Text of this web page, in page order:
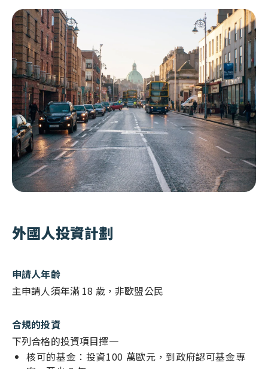
土耳其
葡萄牙
希臘
馬爾他
西班牙
蒙特內哥羅
義大利
保加利亞
杜拜
泰國
菲律賓
日本
愛爾蘭概述
土耳其概述
葡萄牙概述
希臘概述
馬爾他概述
西班牙概述
蒙特內哥羅概述
義大利概述
杜拜概述
泰國概述
菲律賓概述
日本概述
外國人投資計劃
申請人年齡
主申請人須年滿 18 歲，非歐盟公民
合規的投資
下列合格的投資項目擇一
核可的基金：投資100 萬歐元，到政府認可基金專